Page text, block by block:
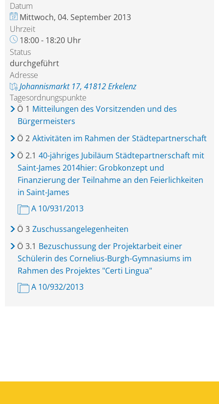
Datum
Mittwoch, 04. September 2013
Uhrzeit
18:00 - 18:20 Uhr
Status
durchgeführt
Adresse
Johannismarkt 17, 41812 Erkelenz
Tagesordnungspunkte
Ö 1 Mitteilungen des Vorsitzenden und des
Bürgermeisters
Ö 2 Aktivitäten im Rahmen der Städtepartnerschaft
Ö 2.1 40-jähriges Jubiläum Städtepartnerschaft mit
Saint-James 2014hier: Grobkonzept und
Finanzierung der Teilnahme an den Feierlichkeiten
in Saint-James
A 10/931/2013
Ö 3 Zuschussangelegenheiten
Ö 3.1 Bezuschussung der Projektarbeit einer
Schülerin des Cornelius-Burgh-Gymnasiums im
Rahmen des Projektes "Certi Lingua"
A 10/932/2013